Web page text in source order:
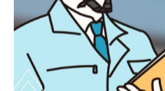
エアコン
エアコン